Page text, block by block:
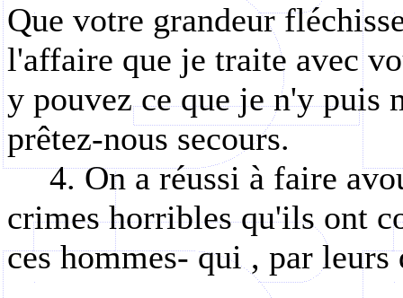
Que votre grandeur
l'affaire que je traite avec
y pouvez ce que je n'y puis
prêtez-nous secours.
4. On a réussi à faire
crimes horribles qu'ils ont
ces hommes-qui , par leurs